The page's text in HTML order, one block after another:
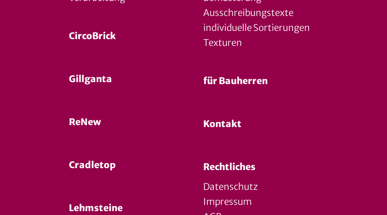
CircoBrick
Gillganta
ReNew
Cradletop
Lehmsteine
Ausschreibungstexte
individuelle Sortierungen
Texturen
für Bauherren
Kontakt
Rechtliches
Datenschutz
Impressum